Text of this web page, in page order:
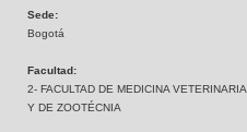
Sede:
Bogotá
Facultad:
2- FACULTAD DE MEDICINA VETERINARIA
Y DE ZOOTÉCNIA